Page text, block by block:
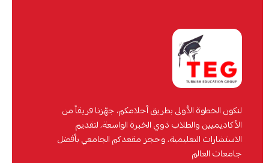
لنكون الخطوة الأولى بطريق أحلامكم، جهّزنا فريقاً من
الأكاديميين والطلاب ذوي الخبرة الواسعة، لتقديم
الاستشارات التعليمية، وحجز مقعدكم الجامعي بأفضل
جامعات العالم